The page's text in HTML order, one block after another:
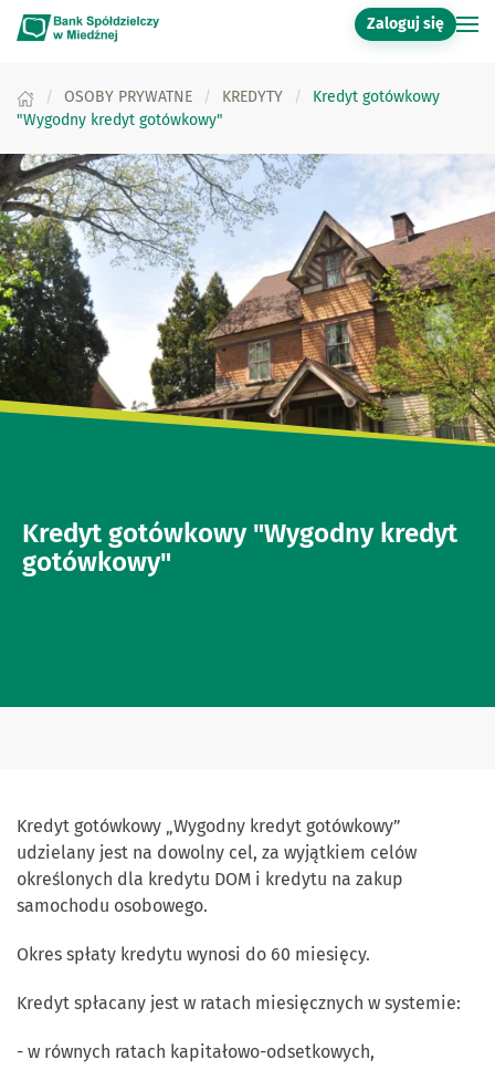
Zaloguj się
OSOBY PRYWATNE KREDYTY
Kredyt gotówkowy
"Wygodny kredyt gotówkowy"
Kredyt gotówkowy "Wygodny kredyt
gotówkowy"
Kredyt gotówkowy „Wygodny kredyt gotówkowy”
udzielany jest na dowolny cel, za wyjątkiem celów
określonych dla kredytu DOM i kredytu na zakup
samochodu osobowego.
Okres spłaty kredytu wynosi do 60 miesięcy.
Kredyt spłacany jest w ratach miesięcznych w systemie:
- w równych ratach kapitałowo-odsetkowych,